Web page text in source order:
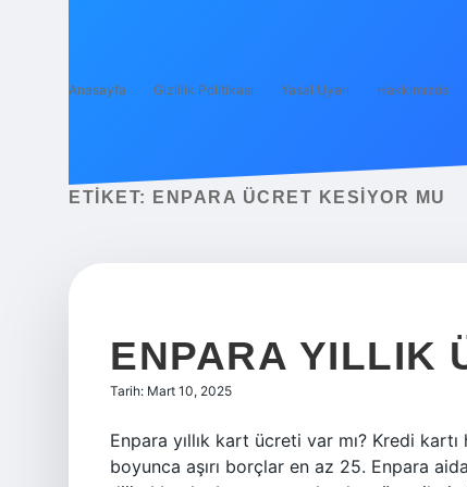
Anasayfa Gizlilik Politikası Yasal Uyarı Hakkımızda
ETIKET: ENPARA ÜCRET KESIYOR MU
ENPARA YILLIK
Tarih: Mart 10, 2025
Enpara yıllık kart ücreti var mı? Kredi
boyunca aşırı borçlar en az 25. Enpara